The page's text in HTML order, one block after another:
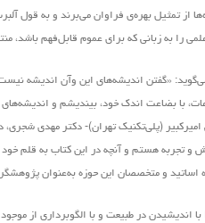
از تمثیل بهره‌ی فراوان‌ می‌برند و به قول
را به زبانی که برای عموم قابل‌فهم باشد،
«گفتن اندیشه‌های این ‌وآن اندیشه
با بضاعت اندک خود، بیندیشم و
(پلی‌تکنیک تهران)- دکتر مهدی
تجربه هستم و آنچه در این کتاب به قلم خود
اساتید و متخصصان این حوزه به‌عنوان
با اندیشیدن در طبیعت و با الگوبرداری از